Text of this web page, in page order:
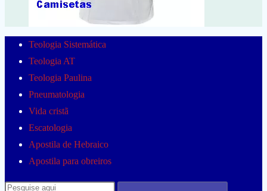
Teologia Sistemática
Teologia AT
Teologia Paulina
Pneumatologia
Vida cristã
Escatologia
Apostila de Hebraico
Apostila para obreiros